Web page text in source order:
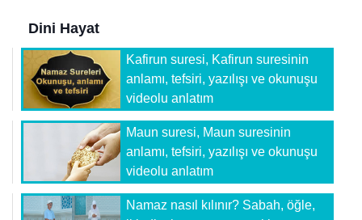
Dini Hayat
Kafirun suresi, Kafirun suresinin
anlamı, tefsiri, yazılışı ve okunuşu
videolu anlatım
Maun suresi, Maun suresinin
anlamı, tefsiri, yazılışı ve okunuşu
videolu anlatım
Namaz nasıl kılınır? Sabah, öğle,